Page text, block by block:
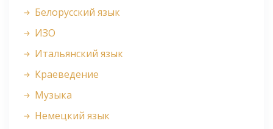
Белорусский язык
ИЗО
Итальянский язык
Краеведение
Музыка
Немецкий язык